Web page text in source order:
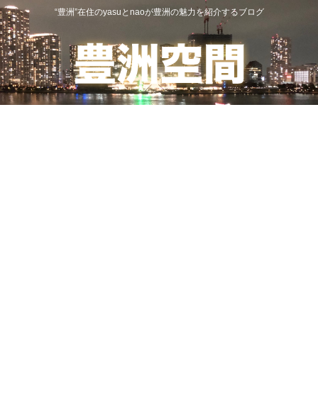
“豊洲”在住のyasuとnaoが豊洲の魅力を紹介するブログ